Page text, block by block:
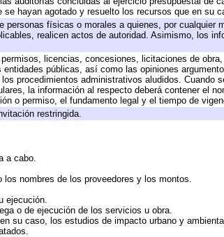
hayan agotado y resuelto los recursos que en su
físicas o morales a quienes, por cualquier
realicen actos de autoridad. Asimismo, los
licencias, concesiones, licitaciones de
públicas, así como las opiniones
procedimientos administrativos aludidos. Cuando
la información al respecto deberá contener el
o permiso, el fundamento legal y el tiempo de
restringida.
a cabo.
nombres de los proveedores y los montos.
ejecución.
o de ejecución de los servicios u obra.
su caso, los estudios de impacto urbano y